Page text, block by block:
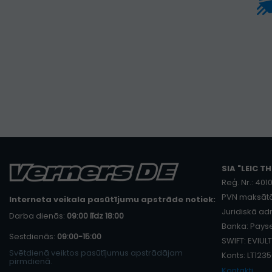
Interneta veikala pasūtījumu apstrāde notiek:
Darba dienās: 09:00 līdz 18:00
Sestdienās: 09:00-15:00
Svētdienā veiktos pasūtījumus apstrādājam
pirmdienā.
SIA "LEIC
Reģ. Nr.:
PVN
Juridiskā
Banka:
SWIFT:
Konts: